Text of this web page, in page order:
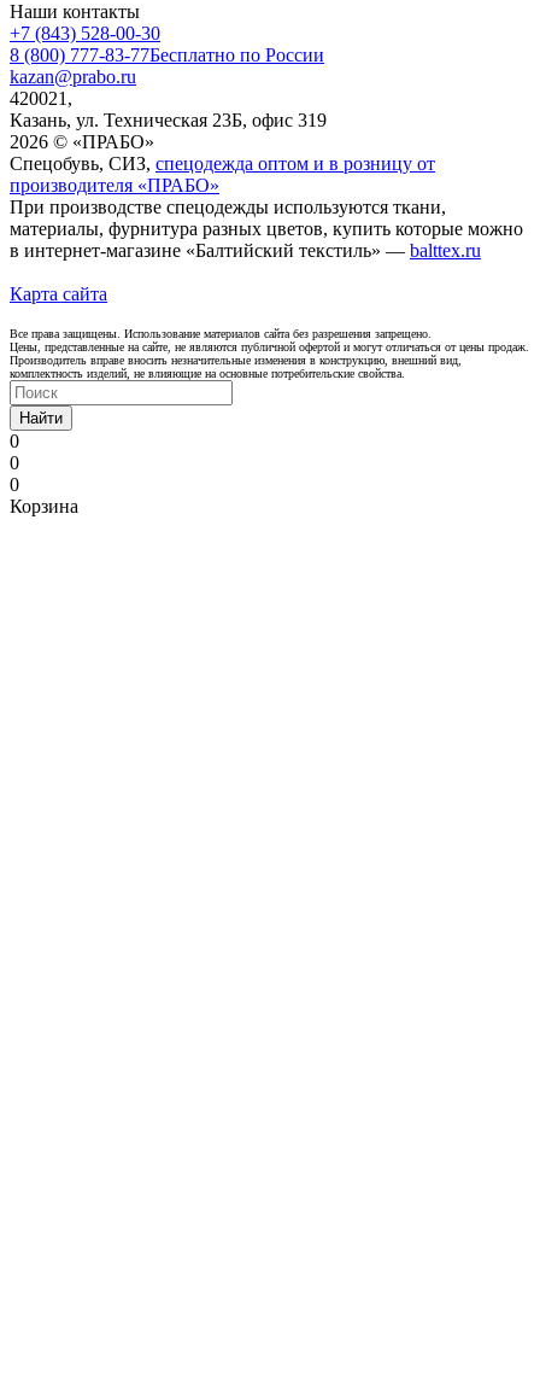
Наши контакты
+7 (843) 528-00-30
8 (800) 777-83-77Бесплатно по России
kazan@prabo.ru
420021,
Казань, ул. Техническая 23Б, офис 319
2026 © «ПРАБО»
Спецобувь, СИЗ, спецодежда оптом и в розницу от
производителя «ПРАБО»
При производстве спецодежды используются ткани,
материалы, фурнитура разных цветов, купить которые можно
в интернет-магазине «Балтийский текстиль» — balttex.ru
Карта сайта
Все права защищены. Использование материалов сайта без разрешения запрещено.
Цены, представленные на сайте, не являются публичной офертой и могут отличаться от цены продаж.
Производитель вправе вносить незначительные изменения в конструкцию, внешний вид,
комплектность изделий, не влияющие на основные потребительские свойства.
Найти
0
0
0
Корзина